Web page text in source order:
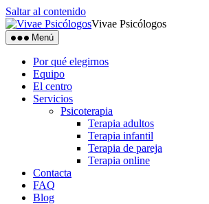
Saltar al contenido
Vivae Psicólogos
Menú
Por qué elegirnos
Equipo
El centro
Servicios
Psicoterapia
Terapia adultos
Terapia infantil
Terapia de pareja
Terapia online
Contacta
FAQ
Blog